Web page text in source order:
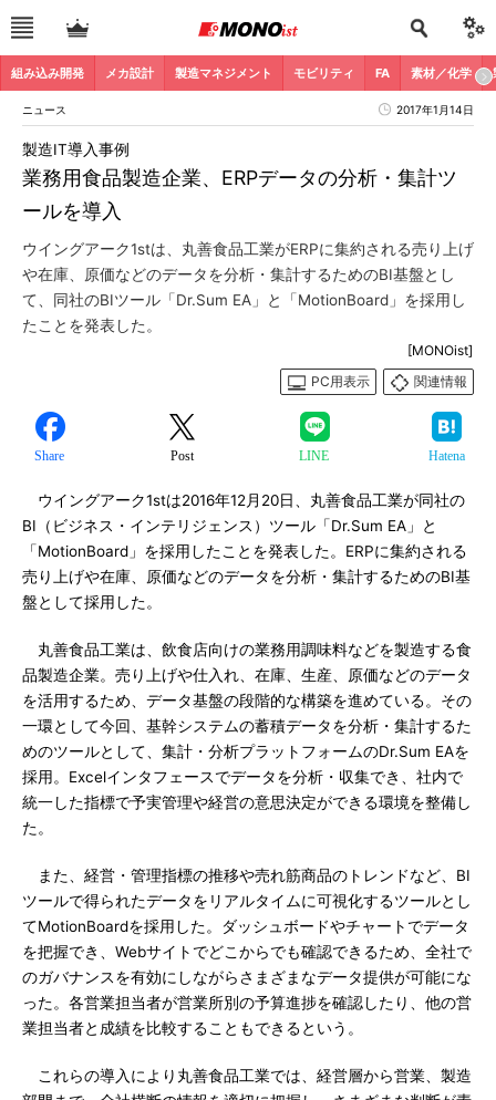
組み込み開発 メカ設計 製造マネジメント モビリティ FA 素材／化学
ニュース 2017年1月14日
業務用食品製造企業、ERPデータの分析・集計ツ
ールを導入
製造IT導入事例
ウイングアーク1stは、丸善食品工業がERPに集約される売り上げ
や在庫、原価などのデータを分析・集計するためのBI基盤とし
て、同社のBIツール「Dr.Sum EA」と「MotionBoard」を採用し
たことを発表した。
[MONOist]
PC用表示
関連情報
Share Post LINE Hatena
ウイングアーク1stは2016年12月20日、丸善食品工業が同社の
BI（ビジネス・インテリジェンス）ツール「Dr.Sum EA」と
「MotionBoard」を採用したことを発表した。ERPに集約される
売り上げや在庫、原価などのデータを分析・集計するためのBI基
盤として採用した。
丸善食品工業は、飲食店向けの業務用調味料などを製造する食
品製造企業。売り上げや仕入れ、在庫、生産、原価などのデータ
を活用するため、データ基盤の段階的な構築を進めている。その
一環として今回、基幹システムの蓄積データを分析・集計するた
めのツールとして、集計・分析プラットフォームのDr.Sum EAを
採用。Excelインタフェースでデータを分析・収集でき、社内で
統一した指標で予実管理や経営の意思決定ができる環境を整備し
た。
また、経営・管理指標の推移や売れ筋商品のトレンドなど、BI
ツールで得られたデータをリアルタイムに可視化するツールとし
てMotionBoardを採用した。ダッシュボードやチャートでデータ
を把握でき、Webサイトでどこからでも確認できるため、全社で
のガバナンスを有効にしながらさまざまなデータ提供が可能にな
った。各営業担当者が営業所別の予算進捗を確認したり、他の営
業担当者と成績を比較することもできるという。
これらの導入により丸善食品工業では、経営層から営業、製造